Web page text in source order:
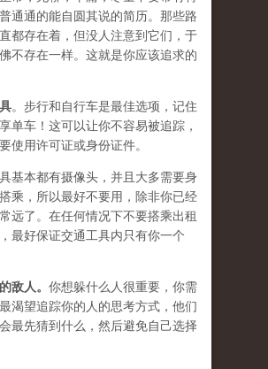
通通的能自圆其说的简历。那些路
都存在着，但没人注意到它们，于
不存在一样。这就是你应该追求的
。步行和自行车是最佳选项，记住
单车！这可以让你不容易被追踪，
使用许可证或身份证件。
基本都有摄像头，并且大多需要身
乘，所以最好不要用，除非你已经
远了。在任何情况下不要搭乘出租
最好保证交通工具内只有你一个
敌人。 你想躲什么人很重要，你需
渴望追踪你的人的思考方式，他们
最先猜到什么，然后避免自己选择